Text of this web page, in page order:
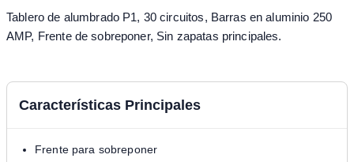
Tablero de alumbrado P1, 30 circuitos, Barras en aluminio 250
AMP, Frente de sobreponer, Sin zapatas principales.
Características Principales
Frente para sobreponer